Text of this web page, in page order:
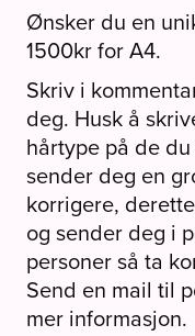
Ønsker du en
1500kr for A4.
Skriv i
deg. Husk å
hårtype på de
sender deg en
korrigere,
og sender deg i
personer så ta
Send en mail til
mer informasjon.